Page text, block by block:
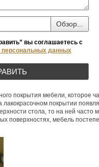
Обзор...
вы соглашаетесь с
персональных данных
покрытия мебели, которое
лакокрасочном покрытии
стола, то на ней часто
поверхностях, мебель